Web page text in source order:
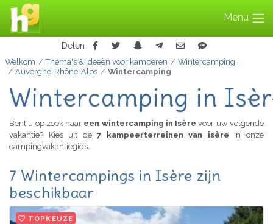
Menu
Delen
Welkom Thema's & ideeën voor kamperen
Wintercamping
Auvergne-Rhône-Alps
Wintercamping
Wintercamping in
Bent u op zoek naar een wintercamping in Isèrevoor uw volgende
vakantie? Kies uit de7 kampeerterreinen van isère in onze
campingvakantiegids.
7 Wintercampings in Isère zijn
beschikbaar
TOPKEUZE